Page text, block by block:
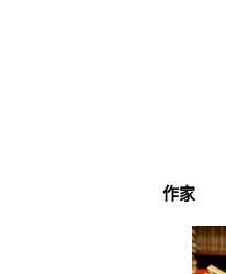
作家